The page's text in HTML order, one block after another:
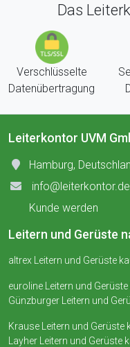
Das
Verschlüsselte
Datenübertragung
Leiterkontor UVM
Hamburg,
info@leiterkontor.de
Kunde werden
Leitern und Gerüste
altrex Leitern und Gerüste
euroline Leitern und
Günzburger Leitern und
Krause Leitern und Gerüste
Layher Leitern und Gerüste